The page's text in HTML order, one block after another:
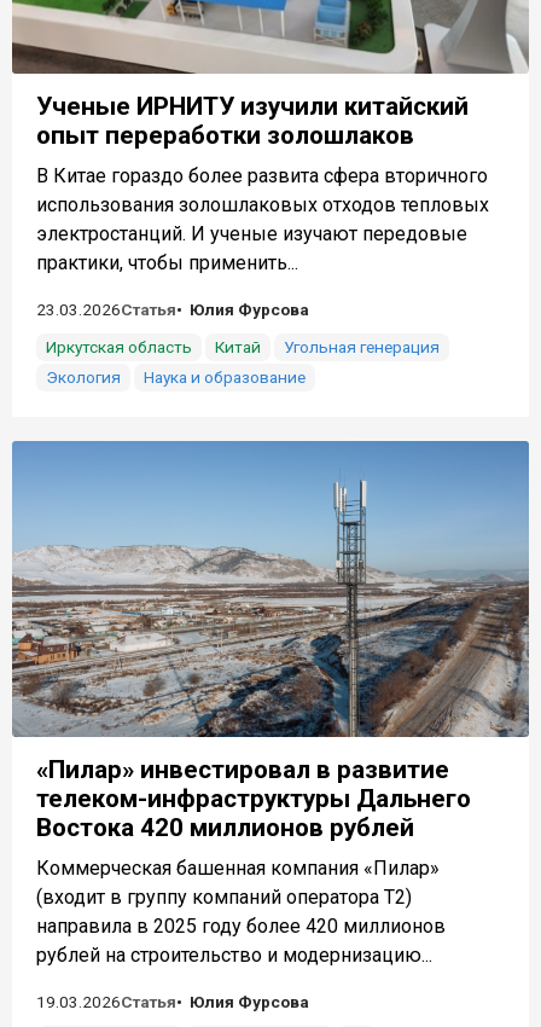
Ученые ИРНИТУ изучили китайский
опыт переработки золошлаков
В Китае гораздо более развита сфера вторичного
использования золошлаковых отходов тепловых
электростанций. И ученые изучают передовые
практики, чтобы применить...
23.03.2026Статья
Юлия Фурсова
Иркутская область
Китай
Угольная генерация
Экология
Наука и образование
«Пилар» инвестировал в развитие
телеком-инфраструктуры Дальнего
Востока 420 миллионов рублей
Коммерческая башенная компания «Пилар»
(входит в группу компаний оператора Т2)
направила в 2025 году более 420 миллионов
рублей на строительство и модернизацию...
19.03.2026Статья
Юлия Фурсова